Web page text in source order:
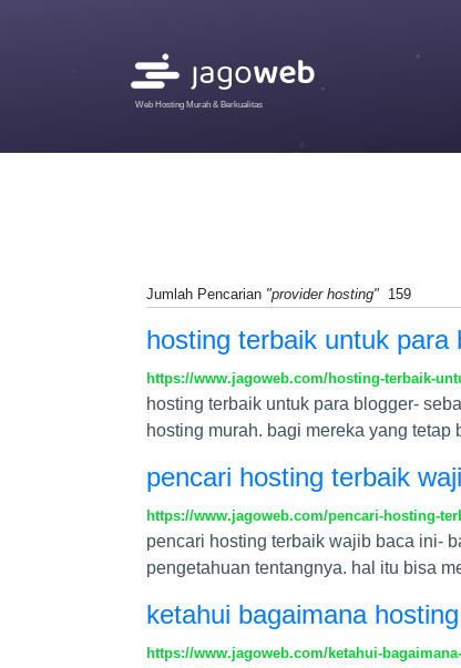
Web Hosting Murah & Berkualitas
Jumlah Pencarian "provider hosting" 159
hosting terbaik untuk para
https://www.jagoweb.com/hosting-terbaik-
hosting terbaik untuk para blogger-
hosting murah. bagi mereka yang
pencari hosting terbaik
https://www.jagoweb.com/pencari-hosting-
pencari hosting terbaik wajib baca ini-
pengetahuan tentangnya. hal itu bisa
ketahui bagaimana
https://www.jagoweb.com/ketahui-